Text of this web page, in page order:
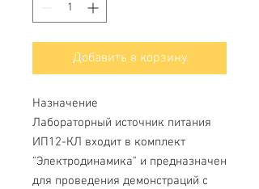
Добавить в корзину
Назначение
Лабораторный источник питания
ИП12-КЛ входит в комплект
"Электродинамика" и предназначен
для проведения демонстраций с